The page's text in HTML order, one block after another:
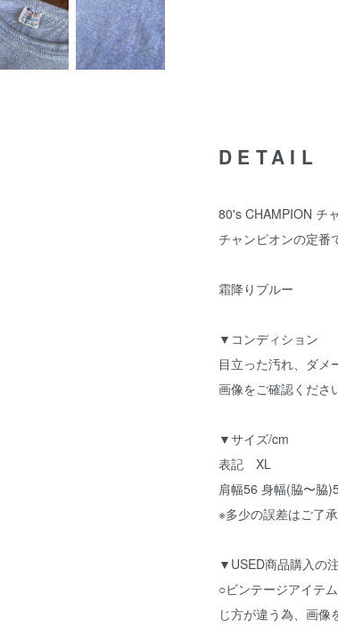
DETAIL
80's CHAMPION チ
チャンピオンの定番
霜降りブルー
▼コンディション
目立った汚れ、ダメ
画像をご確認くださ
▼サイズ/cm
表記 XL
肩幅56 身幅(脇〜脇
※多少の誤差はご了承
▼USED商品購入の
○ビンテージアイテ
じ方が違う為、画像